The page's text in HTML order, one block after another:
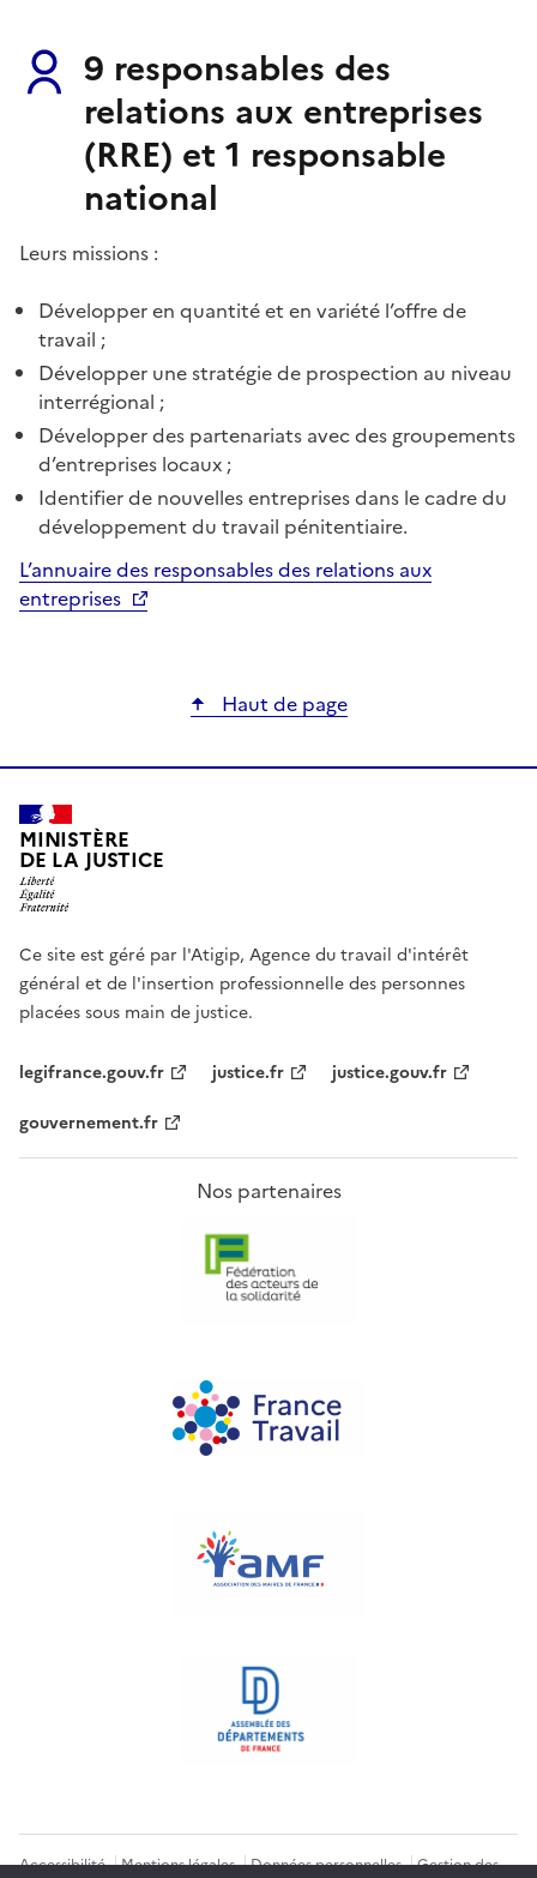
9 responsables des
relations aux entreprises
(RRE) et 1 responsable
national
Leurs missions :
Développer en quantité et en variété l’offre de
travail ;
Développer une stratégie de prospection au niveau
interrégional ;
Développer des partenariats avec des groupements
d’entreprises locaux ;
Identifier de nouvelles entreprises dans le cadre du
développement du travail pénitentiaire.
L’annuaire des responsables des relations aux
entreprises
Haut de page
MINISTÈRE
DE LA JUSTICE
Ce site est géré par l'Atigip, Agence du travail d'intérêt
général et de l'insertion professionnelle des personnes
placées sous main de justice.
legifrance.gouv.fr justice.fr
justice.gouv.fr
gouvernement.fr
Nos partenaires
Accessibilité Mentions légales Données personnelles Gestion des